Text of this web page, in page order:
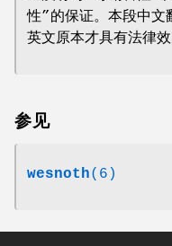
性”的保证。本段中文
英文原本才具有法律效
参见
wesnoth(6)